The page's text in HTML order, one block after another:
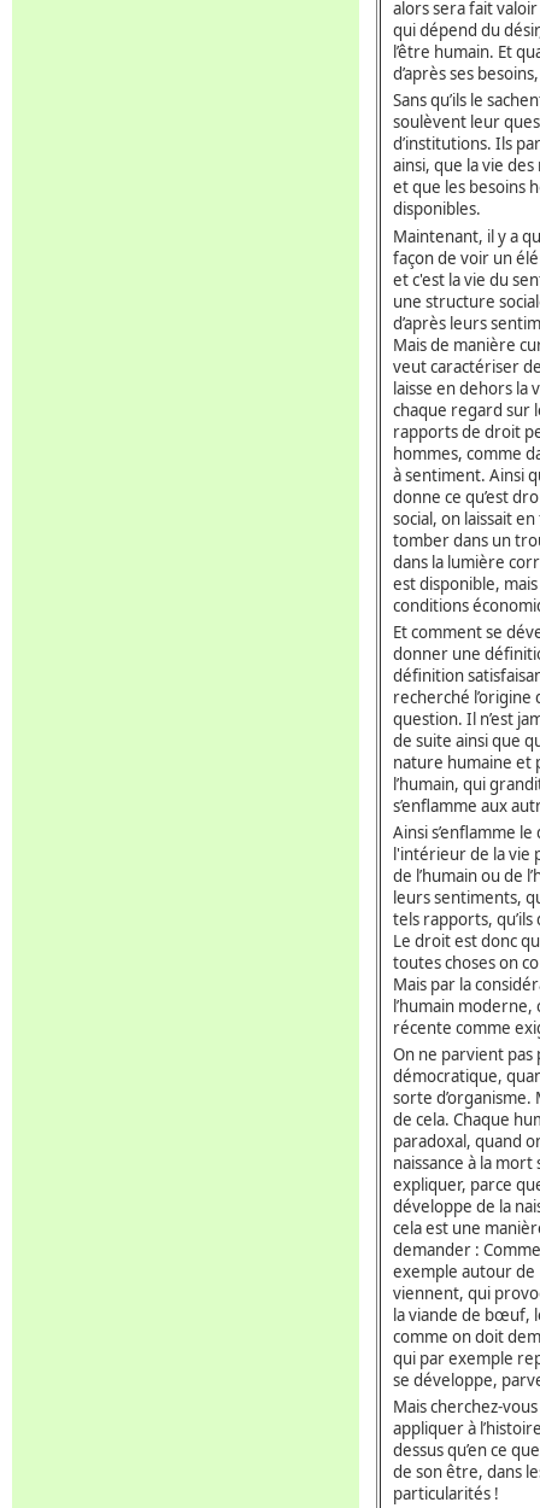
alors sera fait valoir
qui dépend du
l’être humain. Et
d’après ses
Sans qu’ils le
soulèvent leur
d’institutions. Ils
ainsi, que la vie
et que les besoins
disponibles.
Maintenant, il y a
façon de voir un
et c'est la vie du
une structure
d’après leurs
Mais de manière
veut caractériser
laisse en dehors la
chaque regard sur
rapports de droit
hommes, comme
à sentiment. Ainsi
donne ce qu’est
social, on laissait
tomber dans un
dans la lumière
est disponible,
conditions
Et comment se
donner une
définition
recherché
question. Il n’est
de suite ainsi que
nature humaine et
l’humain, qui
s’enflamme aux
Ainsi s’enflamme
l'intérieur de la vie
de l’humain ou de
leurs sentiments,
tels rapports,
Le droit est donc
toutes choses on
Mais par la
l’humain moderne,
récente comme
On ne parvient pas
démocratique,
sorte
de cela. Chaque
paradoxal, quand
naissance à la
expliquer, parce
développe de la
cela est une
demander :
exemple autour de
viennent, qui
la viande de bœuf,
comme on doit
qui par exemple
se développe,
Mais cherchez-
appliquer à
dessus qu’en ce
de son être, dans
particularités !